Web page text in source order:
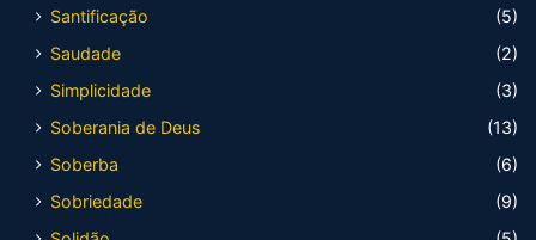
Santificação
(5)
Saudade
(2)
Simplicidade
(3)
Soberania de Deus
(13)
Soberba
(6)
Sobriedade
(9)